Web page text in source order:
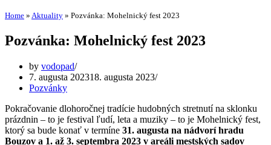
Home » Aktuality » Pozvánka: Mohelnický fest 2023
Pozvánka: Mohelnický fest 2023
by vodopad
7. augusta 202318. augusta 2023
Pozvánky
Pokračovanie dlohoročnej tradície hudobných stretnutí na sklonku
prázdnin – to je festival ľudí, leta a muziky – to je Mohelnický fest,
ktorý sa bude konať v termíne 31. augusta na nádvorí hradu
Bouzov a 1. až 3. septembra 2023 v areáli mestských sadov